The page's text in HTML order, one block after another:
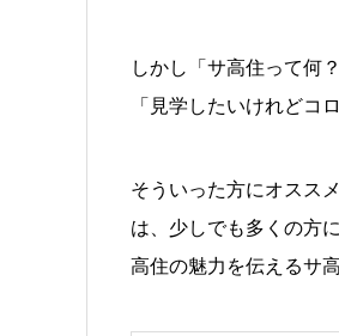
しかし「サ高住って何
「見学したいけれどコ
そういった方にオスス
は、少しでも多くの方
高住の魅力を伝えるサ